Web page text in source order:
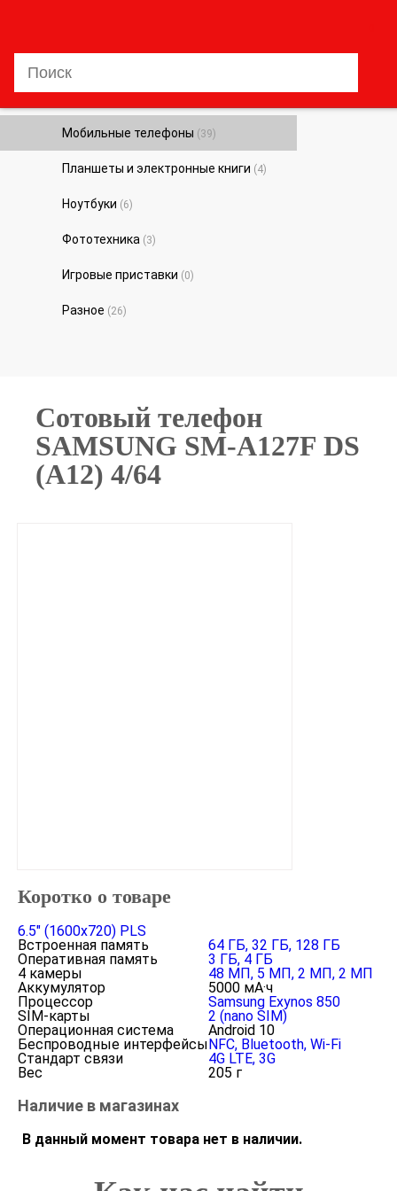
Мобильные телефоны (39)
Планшеты и электронные книги (4)
Ноутбуки (6)
Фототехника (3)
Игровые приставки (0)
Разное (26)
Сотовый телефон
SAMSUNG SM-A127F DS
(А12) 4/64
Коротко о товаре
6.5" (1600x720) PLS
Встроенная память
64 ГБ, 32 ГБ, 128 ГБ
Оперативная память
3 ГБ, 4 ГБ
4 камеры
48 МП, 5 МП, 2 МП, 2 МП
Аккумулятор
5000 мА·ч
Процессор
Samsung Exynos 850
SIM-карты
2 (nano SIM)
Операционная система
Android 10
Беспроводные интерфейсыNFC, Bluetooth, Wi-Fi
Стандарт связи
4G LTE, 3G
Вес
205 г
Наличие в магазинах
В данный момент товара нет в наличии.